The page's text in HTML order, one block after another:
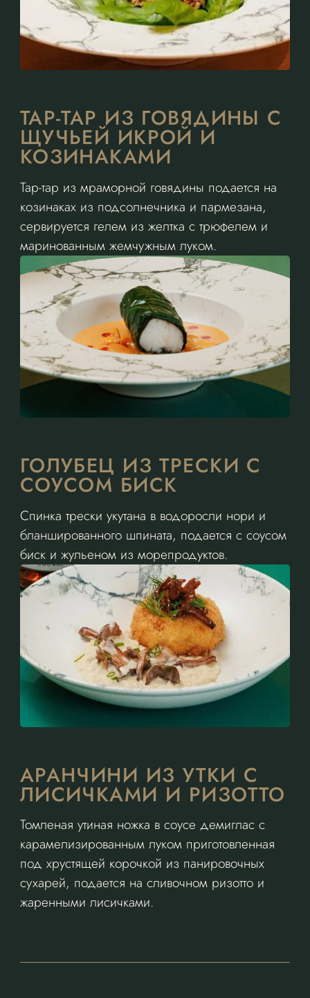
ТАР-ТАР ИЗ ГОВЯДИНЫ С
ЩУЧЬЕЙ ИКРОЙ И
КОЗИНАКАМИ
Тар-тар из мраморной говядины подается на
козинаках из подсолнечника и пармезана,
сервируется гелем из желтка с трюфелем и
маринованным жемчужным луком.
ГОЛУБЕЦ ИЗ ТРЕСКИ С
СОУСОМ БИСК
Спинка трески укутана в водоросли нори и
бланшированного шпината, подается с соусом
биск и жульеном из морепродуктов.
АРАНЧИНИ ИЗ УТКИ С
ЛИСИЧКАМИ И РИЗОТТО
Томленая утиная ножка в соусе демиглас с
карамелизированным луком приготовленная
под хрустящей корочкой из панировочных
сухарей, подается на сливочном ризотто и
жаренными лисичками.